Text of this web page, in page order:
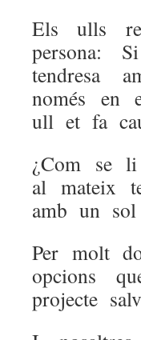
Els ulls
persona:
tendresa
només
ull et fa
¿Com se
al mateix
amb un
Per molt
opcions
projecte